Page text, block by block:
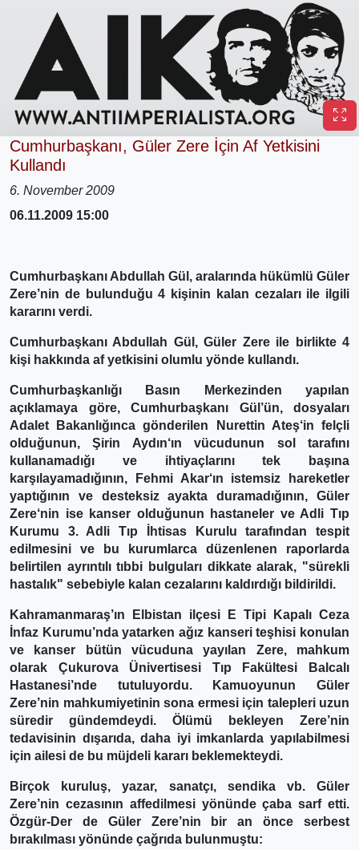
Cumhurbaşkanı, Güler Zere İçin Af Yetkisini
Kullandı
6. November 2009
06.11.2009 15:00
Cumhurbaşkanı Abdullah Gül, aralarında hükümlü Güler
Zere’nin de bulunduğu 4 kişinin kalan cezaları ile ilgili
kararını verdi.
Cumhurbaşkanı Abdullah Gül, Güler Zere ile birlikte 4
kişi hakkında af yetkisini olumlu yönde kullandı.
Cumhurbaşkanlığı Basın Merkezinden yapılan
açıklamaya göre, Cumhurbaşkanı Gül’ün, dosyaları
Adalet Bakanlığınca gönderilen
Nurettin Ateş‘in felçli
olduğunun,Şirin Aydın‘ın vücudunun sol tarafını
kullanamadığı ve ihtiyaçlarını tek başına
karşılayamadığının,
Fehmi Akar‘ın istemsiz hareketler
yaptığının ve desteksiz ayakta duramadığının, Güler
Zere‘nin ise kanser olduğunun hastaneler ve Adli Tıp
Kurumu 3. Adli Tıp İhtisas Kurulu tarafından tespit
edilmesini ve bu kurumlarca düzenlenen raporlarda
belirtilen ayrıntılı tıbbi bulguları dikkate alarak, "sürekli
hastalık" sebebiyle kalan cezalarını kaldırdığı bildirildi.
Kahramanmaraş’ın Elbistan ilçesi E Tipi Kapalı Ceza
İnfaz Kurumu’nda yatarken ağız kanseri teşhisi konulan
ve kanser bütün vücuduna yayılan Zere, mahkum
olarak Çukurova Ünivertisesi Tıp Fakültesi Balcalı
Hastanesi’nde tutuluyordu. Kamuoyunun Güler
Zere’nin mahkumiyetinin sona ermesi için talepleri uzun
süredir gündemdeydi. Ölümü bekleyen Zere’nin
tedavisinin dışarıda, daha iyi imkanlarda yapılabilmesi
için ailesi de bu müjdeli kararı beklemekteydi.
Birçok kuruluş, yazar, sanatçı, sendika vb. Güler
Zere’nin cezasının affedilmesi yönünde çaba sarf etti.
Özgür-Der de Güler Zere’nin bir an önce serbest
bırakılması yönünde çağrıda bulunmuştu: